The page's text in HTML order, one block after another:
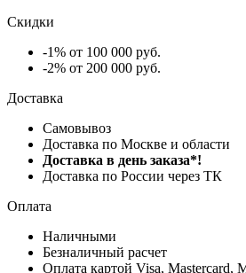
Скидки
-1% от 100 000 руб.
-2% от 200 000 руб.
Доставка
Самовывоз
Доставка по Москве и области
Доставка в день заказа*!
Доставка по России через ТК
Оплата
Наличными
Безналичный расчет
Оплата картой Visa, Mastercard,